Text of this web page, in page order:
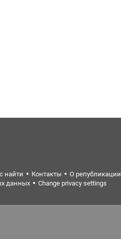
найти Контакты
О републикации
данных Change privacy settings